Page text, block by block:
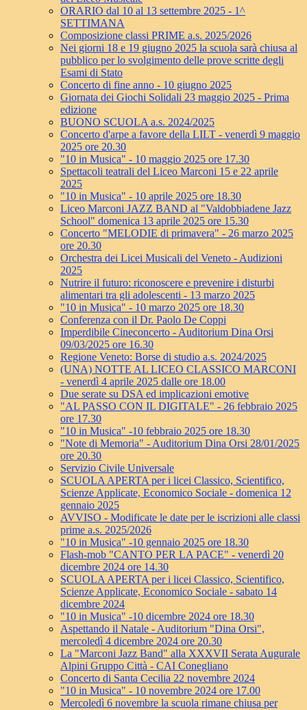
ORARIO dal 10 al 13 settembre 2025 - 1^
SETTIMANA
Composizione classi PRIME a.s. 2025/2026
Nei giorni 18 e 19 giugno 2025 la scuola sarà chiusa al
pubblico per lo svolgimento delle prove scritte degli
Esami di Stato
Concerto di fine anno - 10 giugno 2025
Giornata dei Giochi Solidali 23 maggio 2025 - Prima
edizione
BUONO SCUOLA a.s. 2024/2025
Concerto d'arpe a favore della LILT - venerdì 9 maggio
2025 ore 20.30
"10 in Musica" - 10 maggio 2025 ore 17.30
Spettacoli teatrali del Liceo Marconi 15 e 22 aprile
2025
"10 in Musica" - 10 aprile 2025 ore 18.30
Liceo Marconi JAZZ BAND al "Valdobbiadene Jazz
School" domenica 13 aprile 2025 ore 15.30
Concerto "MELODIE di primavera" - 26 marzo 2025
ore 20.30
Orchestra dei Licei Musicali del Veneto - Audizioni
2025
Nutrire il futuro: riconoscere e prevenire i disturbi
alimentari tra gli adolescenti - 13 marzo 2025
"10 in Musica" - 10 marzo 2025 ore 18.30
Conferenza con il Dr. Paolo De Coppi
Imperdibile Cineconcerto - Auditorium Dina Orsi
09/03/2025 ore 16.30
Regione Veneto: Borse di studio a.s. 2024/2025
(UNA) NOTTE AL LICEO CLASSICO MARCONI
- venerdì 4 aprile 2025 dalle ore 18.00
Due serate su DSA ed implicazioni emotive
"AL PASSO CON IL DIGITALE" - 26 febbraio 2025
ore 17.30
"10 in Musica" -10 febbraio 2025 ore 18.30
"Note di Memoria" - Auditorium Dina Orsi 28/01/2025
ore 20.30
Servizio Civile Universale
SCUOLA APERTA per i licei Classico, Scientifico,
Scienze Applicate, Economico Sociale - domenica 12
gennaio 2025
AVVISO - Modificate le date per le iscrizioni alle classi
prime a.s. 2025/2026
"10 in Musica" -10 gennaio 2025 ore 18.30
Flash-mob "CANTO PER LA PACE" - venerdì 20
dicembre 2024 ore 14.30
SCUOLA APERTA per i licei Classico, Scientifico,
Scienze Applicate, Economico Sociale - sabato 14
dicembre 2024
"10 in Musica" -10 dicembre 2024 ore 18.30
Aspettando il Natale - Auditorium "Dina Orsi",
mercoledì 4 dicembre 2024 ore 20.30
La "Marconi Jazz Band" alla XXXVII Serata Augurale
Alpini Gruppo Città - CAI Conegliano
Concerto di Santa Cecilia 22 novembre 2024
"10 in Musica" - 10 novembre 2024 ore 17.00
Mercoledì 6 novembre la scuola rimane chiusa per